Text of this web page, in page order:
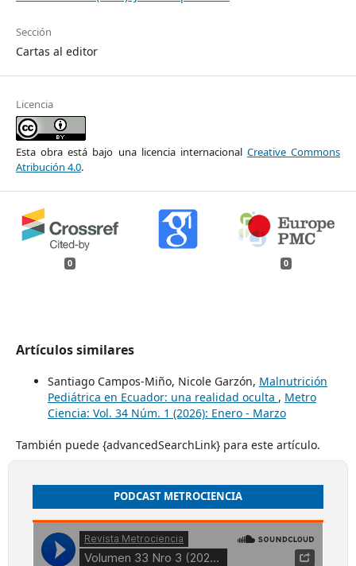
Sección
Cartas al editor
Licencia
Esta obra está bajo una licencia internacional Creative Commons
Atribución 4.0.
0 0
Artículos similares
Santiago Campos-Miño, Nicole Garzón, Malnutrición
Pediátrica en Ecuador: una realidad oculta , Metro
Ciencia: Vol. 34 Núm. 1 (2026): Enero - Marzo
También puede {advancedSearchLink} para este artículo.
PODCAST METROCIENCIA